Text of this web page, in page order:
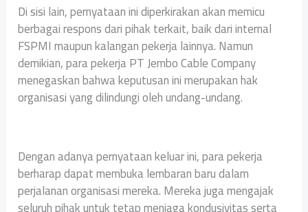
Di sisi lain, pernyataan ini diperkirakan akan memicu
berbagai respons dari pihak terkait, baik dari internal
FSPMI maupun kalangan pekerja lainnya. Namun
demikian, para pekerja PT Jembo Cable Company
menegaskan bahwa keputusan ini merupakan hak
organisasi yang dilindungi oleh undang-undang.
Dengan adanya pernyataan keluar ini, para pekerja
berharap dapat membuka lembaran baru dalam
perjalanan organisasi mereka. Mereka juga mengajak
seluruh pihak untuk tetap menjaga kondusivitas serta